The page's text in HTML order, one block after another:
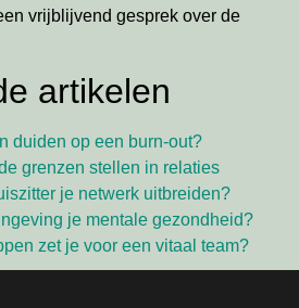
vrijblijvend gesprek over de
artikelen
duiden op een burn-out?
grenzen stellen in relaties
je netwerk uitbreiden?
je mentale gezondheid?
zet je voor een vitaal team?